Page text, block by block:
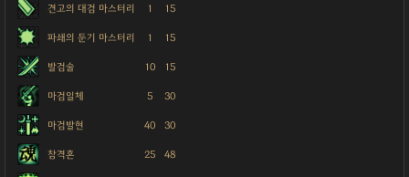
견고의 대검 마스터리 1 15
파쇄의 둔기 마스터리 1 15
발검술 10 15
마검일체 5 30
마검발현 40 30
참격혼 25 48